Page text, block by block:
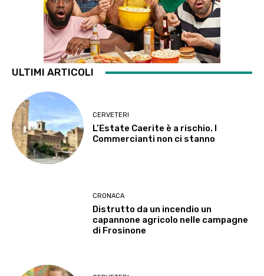
ULTIMI ARTICOLI
CERVETERI
L’Estate Caerite è a rischio. I
Commercianti non ci stanno
CRONACA
Distrutto da un incendio un
capannone agricolo nelle campagne
di Frosinone